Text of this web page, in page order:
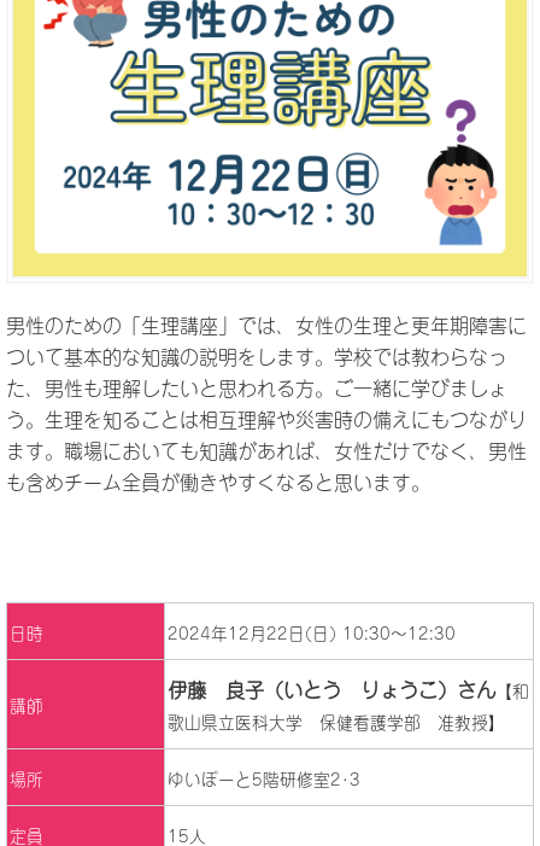
男性のための「生理講座」では、女性の生理と更年期障害に
ついて基本的な知識の説明をします。学校では教わらなっ
た、男性も理解したいと思われる方。ご一緒に学びましょ
う。生理を知ることは相互理解や災害時の備えにもつながり
ます。職場においても知識があれば、女性だけでなく、男性
も含めチーム全員が働きやすくなると思います。
日時 2024年12月22日(日) 10:30～12:30
講師
伊藤 良子（いとう りょうこ）さん【和
歌山県立医科大学 保健看護学部 准教授】
場所 ゆいぽーと5階研修室2･3
定員 15人